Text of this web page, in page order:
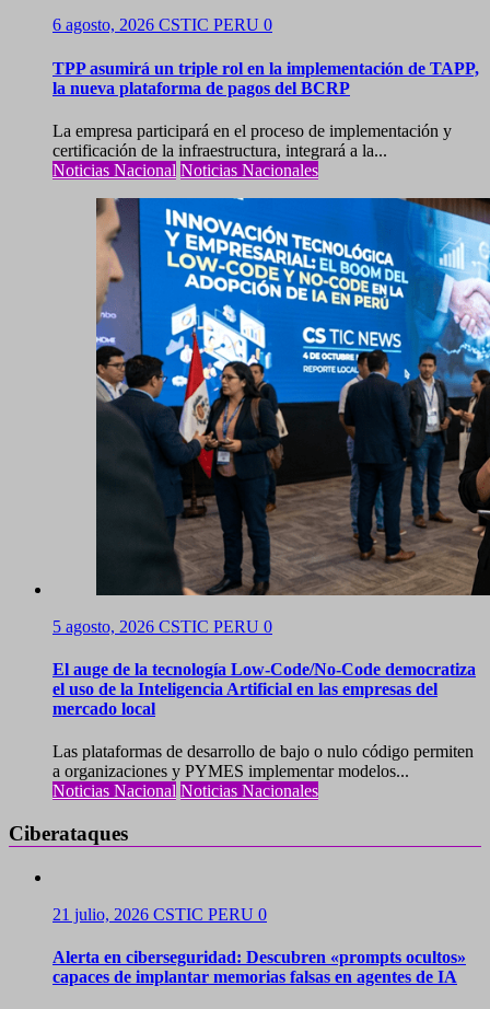
6 agosto, 2026 CSTIC PERU 0
TPP asumirá un triple rol en la implementación de TAPP,
la nueva plataforma de pagos del BCRP
La empresa participará en el proceso de implementación y
certificación de la infraestructura, integrará a la...
Noticias Nacional Noticias Nacionales
5 agosto, 2026 CSTIC PERU 0
El auge de la tecnología Low-Code/No-Code democratiza
el uso de la Inteligencia Artificial en las empresas del
mercado local
Las plataformas de desarrollo de bajo o nulo código permiten
a organizaciones y PYMES implementar modelos...
Noticias Nacional Noticias Nacionales
Ciberataques
21 julio, 2026 CSTIC PERU 0
Alerta en ciberseguridad: Descubren «prompts ocultos»
capaces de implantar memorias falsas en agentes de IA